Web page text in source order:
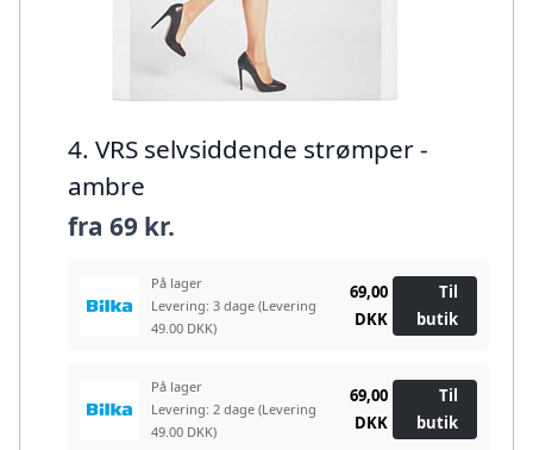
4. VRS selvsiddende strømper -
ambre
fra 69 kr.
På lager
Levering: 3 dage (Levering
49.00 DKK)
69,00
DKK
Til
butik
På lager
Levering: 2 dage (Levering
49.00 DKK)
69,00
DKK
Til
butik